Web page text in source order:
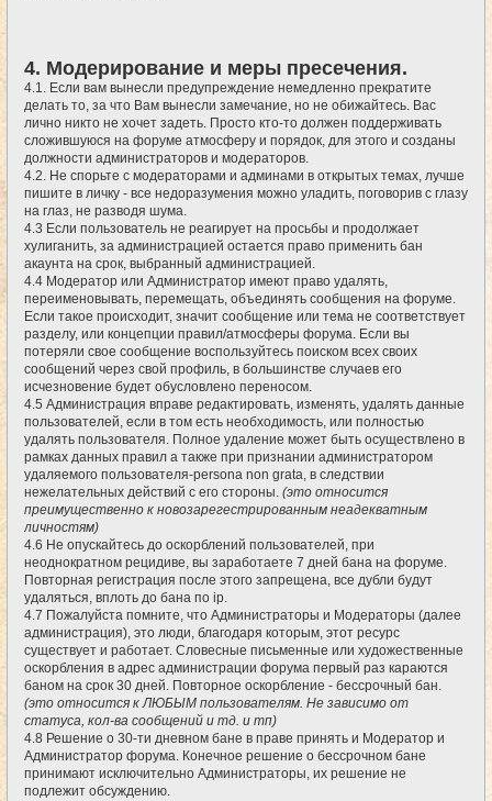
4. Модерирование и меры пресечения.
4.1. Если вам вынесли предупреждение немедленно прекратите
делать то, за что Вам вынесли замечание, но не обижайтесь. Вас
лично никто не хочет задеть. Просто кто-то должен поддерживать
сложившуюся на форуме атмосферу и порядок, для этого и созданы
должности администраторов и модераторов.
4.2. Не спорьте с модераторами и админами в открытых темах, лучше
пишите в личку - все недоразумения можно уладить, поговорив с глазу
на глаз, не разводя шума.
4.3 Если пользователь не реагирует на просьбы и продолжает
хулиганить, за администрацией остается право применить бан
акаунта на срок, выбранный администрацией.
4.4 Модератор или Администратор имеют право удалять,
переименовывать, перемещать, объединять сообщения на форуме.
Если такое происходит, значит сообщение или тема не соответствует
разделу, или концепции правил/атмосферы форума. Если вы
потеряли свое сообщение воспользуйтесь поиском всех своих
сообщений через свой профиль, в большинстве случаев его
исчезновение будет обусловлено переносом.
4.5 Администрация вправе редактировать, изменять, удалять данные
пользователей, если в том есть необходимость, или полностью
удалять пользователя. Полное удаление может быть осуществлено в
рамках данных правил а также при признании администратором
удаляемого пользователя-persona non grata, в следствии
нежелательных действий с его стороны. (это относится
преимущественно к новозарегестрированным неадекватным
личностям)
4.6 Не опускайтесь до оскорблений пользователей, при
неоднократном рецидиве, вы заработаете 7 дней бана на форуме.
Повторная регистрация после этого запрещена, все дубли будут
удаляться, вплоть до бана по ip.
4.7 Пожалуйста помните, что Администраторы и Модераторы (далее
администрация), это люди, благодаря которым, этот ресурс
существует и работает. Словесные письменные или художественные
оскорбления в адрес администрации форума первый раз караются
баном на срок 30 дней. Повторное оскорбление - бессрочный бан.
(это относится к ЛЮБЫМ пользователям. Не зависимо от
статуса, кол-ва сообщений и тд. и тп)
4.8 Решение о 30-ти дневном бане в праве принять и Модератор и
Администратор форума. Конечное решение о бессрочном бане
принимают исключительно Администраторы, их решение не
подлежит обсуждению.